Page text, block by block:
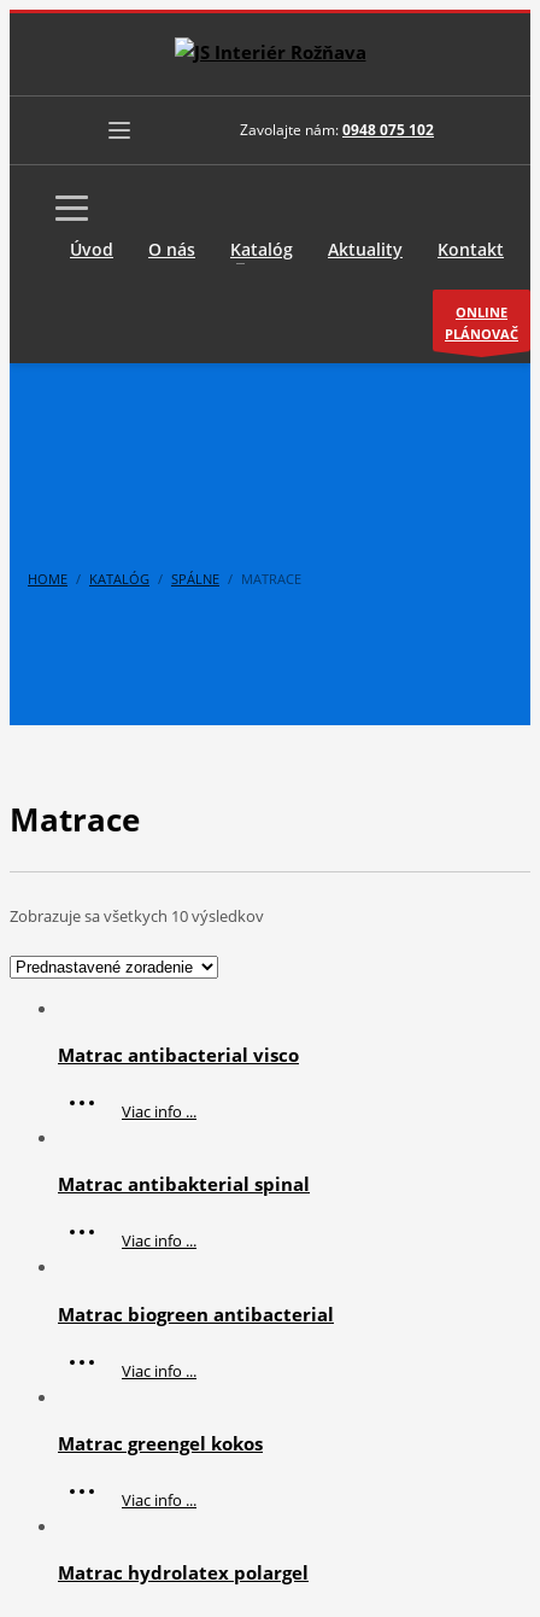
Zavolajte nám:0948 075 102
Úvod O nás Katalóg Aktuality Kontakt
ONLINE
PLÁNOVAČ
HOME KATALÓG SPÁLNE MATRACE
Matrace
Zobrazuje sa všetkych 10 výsledkov
Matrac antibacterial visco
Viac info ...
Matrac antibakterial spinal
Viac info ...
Matrac biogreen antibacterial
Viac info ...
Matrac greengel kokos
Viac info ...
Matrac hydrolatex polargel